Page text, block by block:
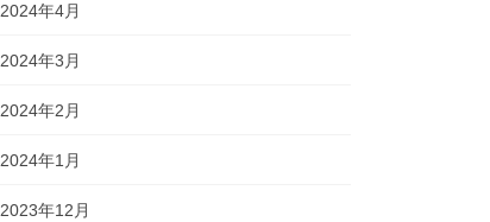
2024年4月
2024年3月
2024年2月
2024年1月
2023年12月